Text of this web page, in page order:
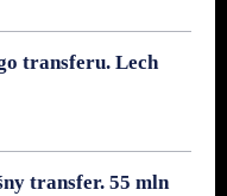
transferu. Lech
transfer. 55 mln